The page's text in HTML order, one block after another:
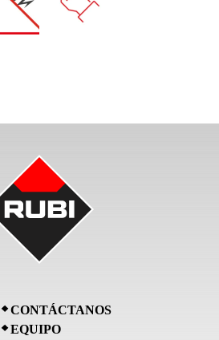
CONTÁCTANOS
EQUIPO